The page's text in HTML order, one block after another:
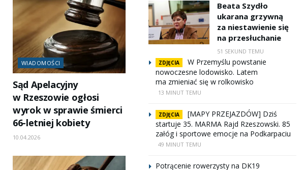
WIADOMOŚCI
Sąd Apelacyjny
w Rzeszowie ogłosi
wyrok w sprawie śmierci
66-letniej kobiety
10.04.2026
Beata Szydło
ukarana grzywną
za niestawienie się
na przesłuchanie
51 SEKUND TEMU
ZDJĘCIA
W Przemyślu powstanie
nowoczesne lodowisko. Latem
ma zmieniać się w rolkowisko
13 MINUT TEMU
ZDJĘCIA
[MAPY PRZEJAZDÓW] Dziś
startuje 35. MARMA Rajd Rzeszowski. 85
załóg i sportowe emocje na Podkarpaciu
49 MINUT TEMU
Potrącenie rowerzysty na DK19